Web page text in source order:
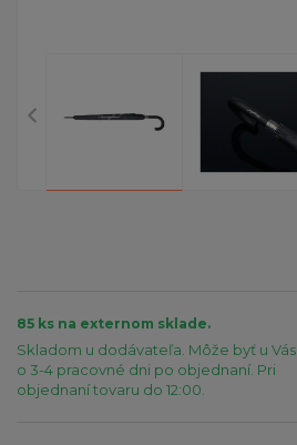
85 ks na externom sklade.
Skladom u dodávateľa. Môže byť u Vás
o 3-4 pracovné dni po objednaní. Pri
objednaní tovaru do 12:00.